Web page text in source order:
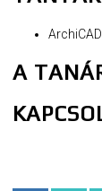
ArchiCAD
A